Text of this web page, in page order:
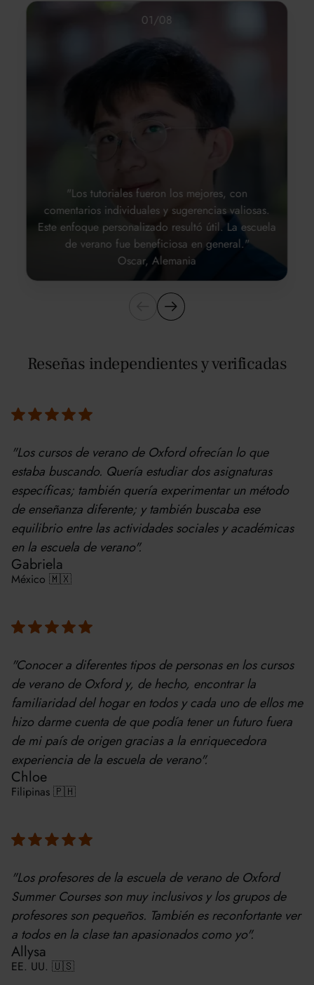
01/08
"Los tutoriales fueron los mejores, con
comentarios individuales y sugerencias valiosas.
Este enfoque personalizado resultó útil. La escuela
de verano fue beneficiosa en general."
Oscar, Alemania
Reseñas independientes y verificadas
"Los cursos de verano de Oxford ofrecían lo que
estaba buscando. Quería estudiar dos asignaturas
específicas; también quería experimentar un método
de enseñanza diferente; y también buscaba ese
equilibrio entre las actividades sociales y académicas
en la escuela de verano".
Gabriela
México 🇲🇽
"Conocer a diferentes tipos de personas en los cursos
de verano de Oxford y, de hecho, encontrar la
familiaridad del hogar en todos y cada uno de ellos me
hizo darme cuenta de que podía tener un futuro fuera
de mi país de origen gracias a la enriquecedora
experiencia de la escuela de verano".
Chloe
Filipinas 🇵🇭
"Los profesores de la escuela de verano de Oxford
Summer Courses son muy inclusivos y los grupos de
profesores son pequeños. También es reconfortante ver
a todos en la clase tan apasionados como yo".
Allysa
EE. UU. 🇺🇸